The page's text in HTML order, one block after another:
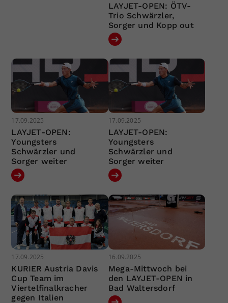
LAYJET-OPEN: ÖTV-
Trio Schwärzler,
Sorger und Kopp out
17.09.2025
LAYJET-OPEN:
Youngsters
Schwärzler und
Sorger weiter
17.09.2025
LAYJET-OPEN:
Youngsters
Schwärzler und
Sorger weiter
17.09.2025
KURIER Austria Davis
Cup Team im
Viertelfinalkracher
gegen Italien
16.09.2025
Mega-Mittwoch bei
den LAYJET-OPEN in
Bad Waltersdorf